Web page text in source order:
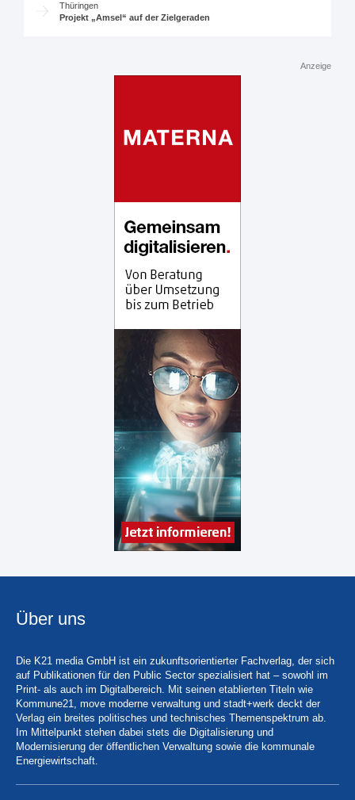
Thüringen
Projekt „Amsel“ auf der Zielgeraden
Anzeige
Über uns
Die K21 media GmbH ist ein zukunftsorientierter Fachverlag, der sich
auf Publikationen für den Public Sector spezialisiert hat – sowohl im
Print- als auch im Digitalbereich. Mit seinen etablierten Titeln wie
Kommune21, move moderne verwaltung und stadt+werk deckt der
Verlag ein breites politisches und technisches Themenspektrum ab.
Im Mittelpunkt stehen dabei stets die Digitalisierung und
Modernisierung der öffentlichen Verwaltung sowie die kommunale
Energiewirtschaft.